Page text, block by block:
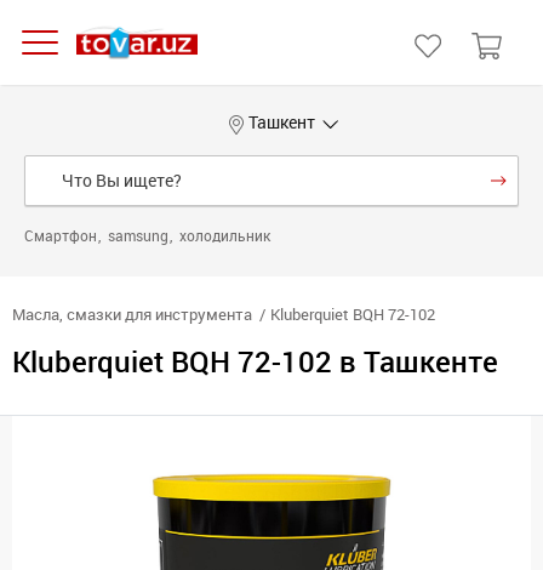
Ташкент
Смартфон samsung холодильник
Масла, смазки для инструмента Kluberquiet BQH 72-102
Kluberquiet BQH 72-102 в Ташкенте